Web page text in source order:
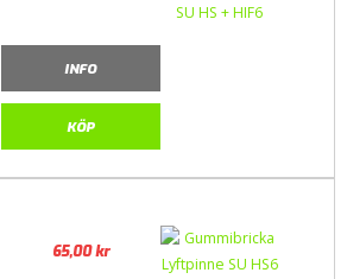
INFO
KÖP
65,00kr